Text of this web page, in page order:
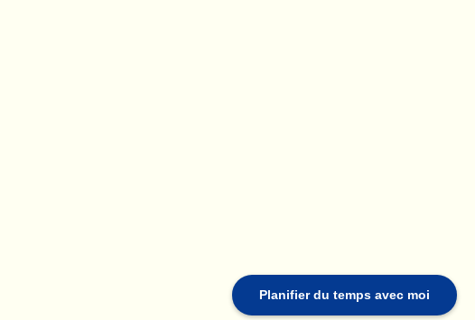
Planifier du temps avec moi